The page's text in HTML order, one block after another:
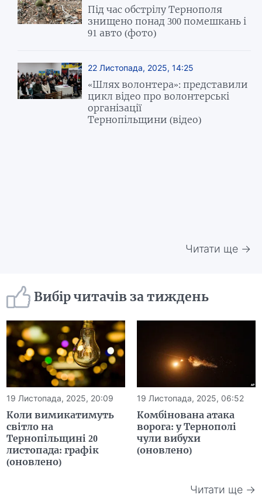
Під час обстрілу Тернополя
знищено понад 300 помешкань і
91 авто (фото)
22 Листопада, 2025, 14:25
«Шлях волонтера»: представили
цикл відео про волонтерські
організації
Тернопільщини (відео)
Читати ще →
Вибір читачів за тиждень
19 Листопада, 2025, 20:09
Коли вимикатимуть
світло на
Тернопільщині 20
листопада: графік
(оновлено)
19 Листопада, 2025, 06:52
Комбінована атака
ворога: у Тернополі
чули вибухи
(оновлено)
Читати ще →